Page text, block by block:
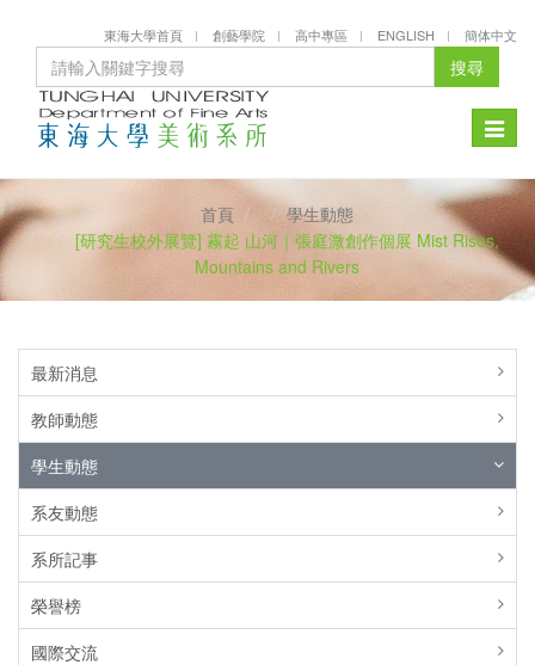
東海大學首頁 創藝學院 高中專區 ENGLISH 簡体中文
搜尋
Toggle
首頁
學生動態
[研究生校外展覽] 霧起 山河｜張庭溦創作個展 Mist Rises,
Mountains and Rivers
最新消息
教師動態
學生動態
系友動態
系所記事
榮譽榜
國際交流